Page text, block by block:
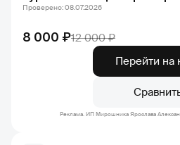
8 000 ₽12 000 ₽
Проверено: 08.07.2026
Перейти на
Реклама. ИП Мирошника Ярослава